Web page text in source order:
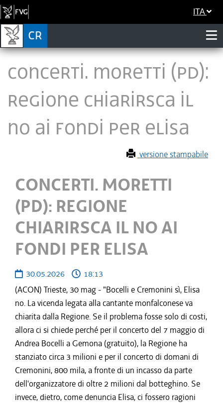
ITA
CONCERTI. MORETTI (PD):
REGIONE CHIARIRSCA IL
NO AI FONDI PER ELISA
versione stampabile
CONCERTI. MORETTI
(PD): REGIONE
CHIARIRSCA IL NO AI
FONDI PER ELISA
30.05.2026
18:13
(ACON) Trieste, 30 mag - "Bocelli e Cremonini sì, Elisa
no. La vicenda legata alla cantante monfalconese va
chiarita dalla Regione. Se il problema fosse solo di costi,
allora ci si chiede perché per il concerto del 7 maggio di
Andrea Bocelli a Gemona (gratuito), la Regione ha
stanziato circa 3 milioni e per il concerto di domani di
Cremonini, 800 mila, a fronte di un incasso da parte
dell'organizzatore di oltre 2 milioni dal botteghino. Se
invece, dietro, come denuncia Elisa, ci fossero ragioni